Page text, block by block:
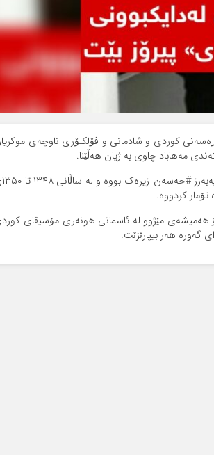
کوردی و شادمانی و فۆلکلۆری ناوچه‌ی
ئه‌و هونه‌رمه‌نده‌ ئازیزه‌
کردووه‌.
هه‌میشه‌ی مێژوو له‌ ئاسمانی هونه‌ری مۆسیقای
گه‌وره‌ هه‌ر بیپارێزێت.